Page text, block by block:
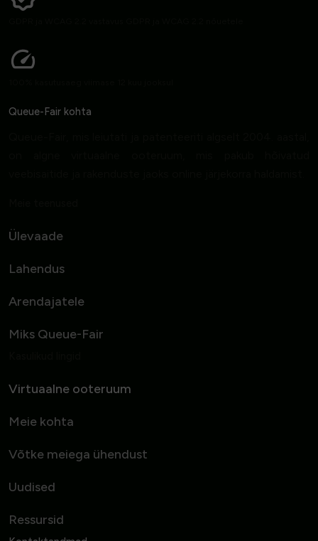
Queue-Fair kohta
Ülevaade
Lahendus
Arendajatele
Miks Queue-Fair
Virtuaalne ooteruum
Meie kohta
Võtke meiega ühendust
Uudised
Ressursid